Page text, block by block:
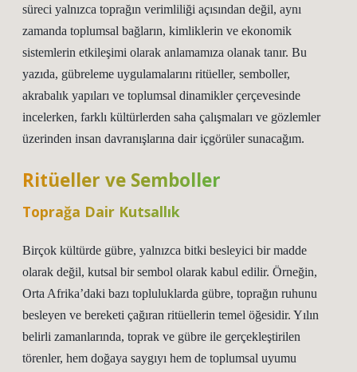
süreci yalnızca toprağın verimliliği açısından değil, aynı
zamanda toplumsal bağların, kimliklerin ve ekonomik
sistemlerin etkileşimi olarak anlamamıza olanak tanır. Bu
yazıda, gübreleme uygulamalarını ritüeller, semboller,
akrabalık yapıları ve toplumsal dinamikler çerçevesinde
incelerken, farklı kültürlerden saha çalışmaları ve gözlemler
üzerinden insan davranışlarına dair içgörüler sunacağım.
Ritüeller ve Semboller
Toprağa Dair Kutsallık
Birçok kültürde gübre, yalnızca bitki besleyici bir madde
olarak değil, kutsal bir sembol olarak kabul edilir. Örneğin,
Orta Afrika’daki bazı topluluklarda gübre, toprağın ruhunu
besleyen ve bereketi çağıran ritüellerin temel öğesidir. Yılın
belirli zamanlarında, toprak ve gübre ile gerçekleştirilen
törenler, hem doğaya saygıyı hem de toplumsal uyumu